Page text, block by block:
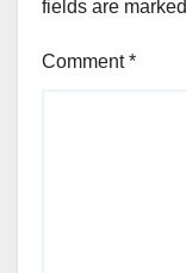
fields are marked
Comment*